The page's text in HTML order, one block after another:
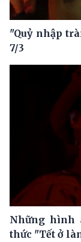
"Quỷ nhập
7/3
Những hình
thức "Tết ở